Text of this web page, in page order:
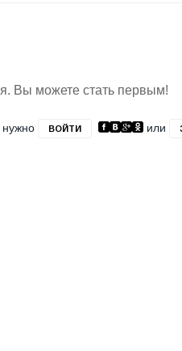
Вы можете стать первым!
нужно ВОЙТИ или